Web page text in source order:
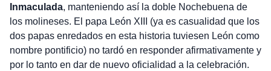
Inmaculada, manteniendo así la doble Nochebuena de
los molineses. El papa León XIII (ya es casualidad que los
dos papas enredados en esta historia tuviesen León como
nombre pontificio) no tardó en responder afirmativamente y
por lo tanto en dar de nuevo oficialidad a la celebración.